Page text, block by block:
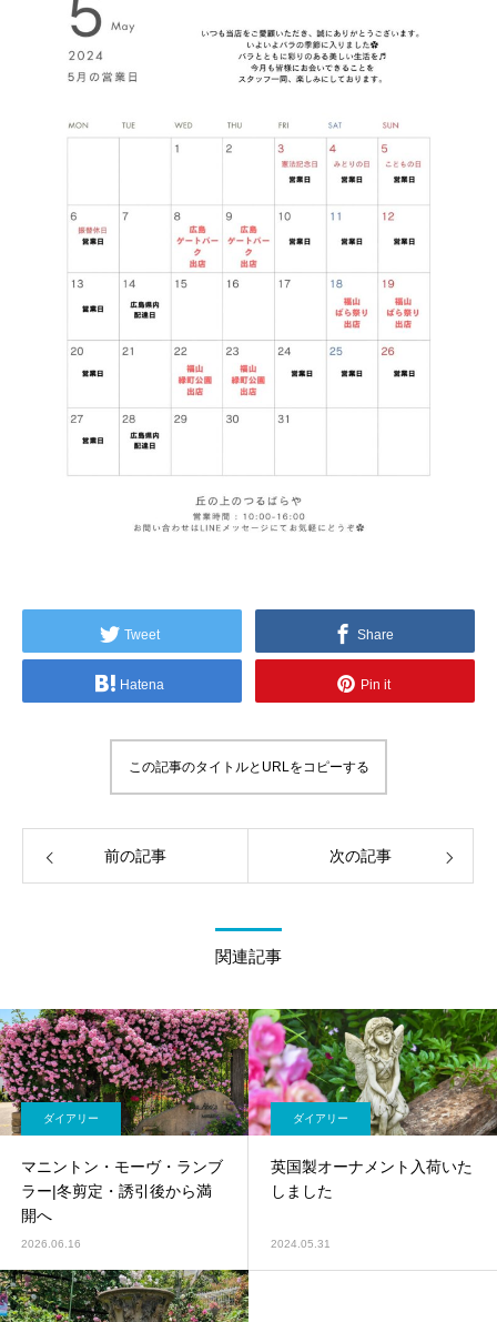
Tweet Share
Hatena Pin it
この記事のタイトルとURLをコピーする
前の記事 次の記事
関連記事
ダイアリー
マニントン・モーヴ・ランブ
ラー|冬剪定・誘引後から満
開へ
2026.06.16
ダイアリー
英国製オーナメント入荷いた
しました
2024.05.31